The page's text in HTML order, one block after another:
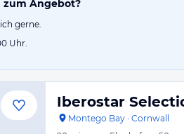
zum Angebot?
gerne.
Uhr.
Iberostar
Montego Bay · Cornwall